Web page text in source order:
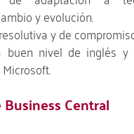
y evolución.
y de
buen nivel de inglés y
Central